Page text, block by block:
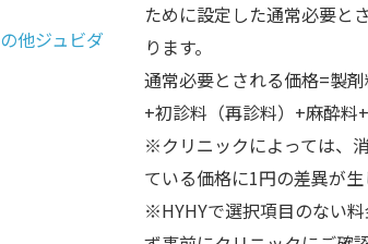
他ジュビダ
ために設定した通常必要と
ります。
通常必要とされる価格=製
+初診料（再診料）+麻酔料
※クリニックによっては、
ている価格に1円の差異が生
※HYHYで選択項目のない